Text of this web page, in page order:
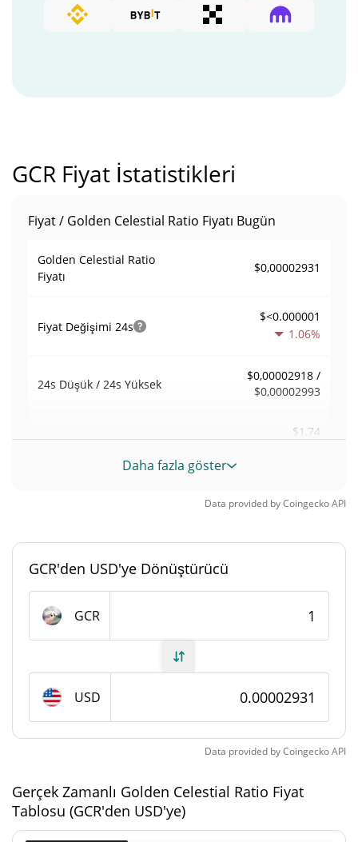
GCR Fiyat İstatistikleri
Fiyat / Golden Celestial Ratio Fiyatı Bugün
Golden Celestial Ratio
Fiyatı
$0,00002931
Fiyat Değişimi 24s
$<0.000001
1.06%
24s Düşük / 24s Yüksek
$0,00002918 /
$0,00002993
Alım Satım Hacmi24h
$1,74
Piyasa sıralaması
Golden Celestial Ratio Arzı
Toplam Arz 1.617.952.401 GCR
Piyasa Değeri
1.06%
Daha fazla göster
Data provided byCoingeckoAPI
GCR'den USD'ye Dönüştürücü
GCR
USD
Data provided byCoingeckoAPI
Gerçek Zamanlı Golden Celestial Ratio Fiyat
Tablosu (GCR'den USD'ye)